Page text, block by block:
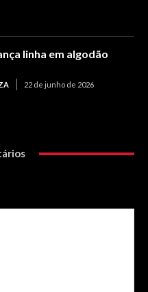
linha em algodão
22 de junho de 2026